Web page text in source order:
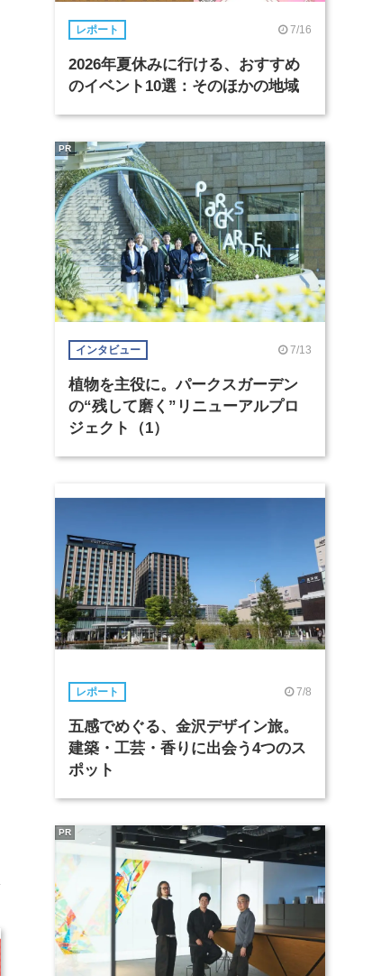
レポート 7/16
2026年夏休みに行ける、おすすめ
のイベント10選：そのほかの地域
インタビュー 7/13
植物を主役に。パークスガーデン
の“残して磨く”リニューアルプロ
ジェクト（1）
PR
レポート 7/8
五感でめぐる、金沢デザイン旅。
建築・工芸・香りに出会う4つのス
ポット
PR